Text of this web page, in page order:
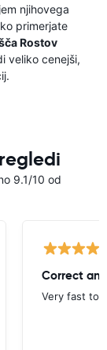
njihovega
primerjate
Rostov
veliko cenejši,
9.1/10 od
Correct
Very fast to